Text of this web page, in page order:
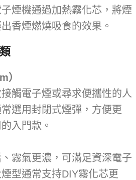
煙機通過加熱霧化芯，將煙
香煙燃燒吸食的效果。
）
觸電子煙或尋求便攜性的人
選用封閉式煙彈，方便更
入門款。
霧氣更濃，可滿足資深電子
型通常支持DIY霧化芯更